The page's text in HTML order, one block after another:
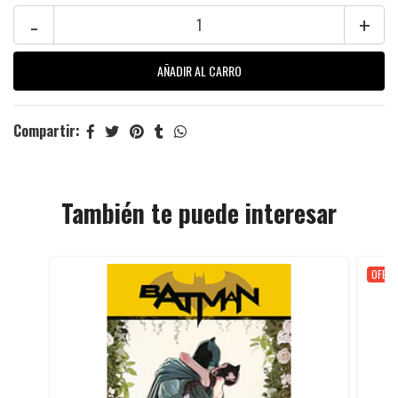
+
-
Compartir:
También te puede interesar